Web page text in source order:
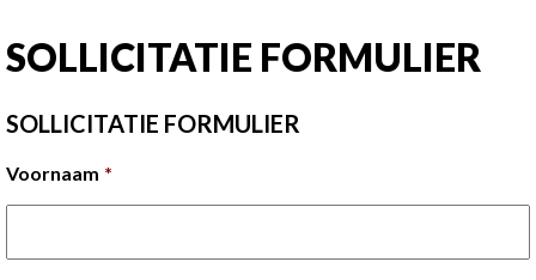
SOLLICITATIE FORMULIER
SOLLICITATIE FORMULIER
Voornaam *